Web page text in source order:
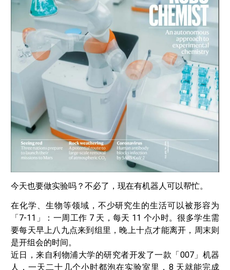
今天也要做实验吗？不必了，现在有机器人可以帮忙。
在化学、生物等领域，不少研究生的生活可以被形容为
「7-11」：一周工作 7 天，每天 11 个小时。很多学生需
要每天早上八九点来到组里，晚上十点才能离开，周末则
是开组会的时间。
近日，来自利物浦大学的研究者开发了一款「007」机器
人，一天二十几个小时都泡在实验室里，8 天就能完成